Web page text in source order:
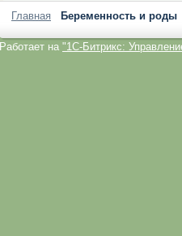
Главная Беременность и роды
Работает на "1C-Битрикс: